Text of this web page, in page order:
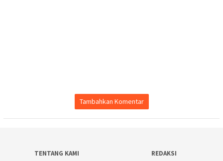
Tambahkan Komentar
TENTANG KAMI
REDAKSI